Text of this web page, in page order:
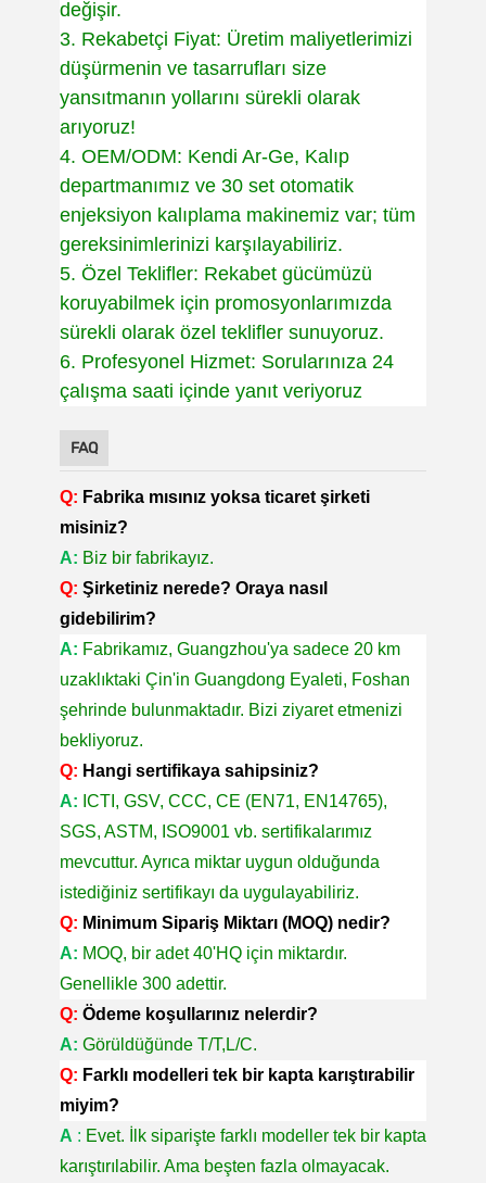
değişir.
3. Rekabetçi Fiyat: Üretim maliyetlerimizi
düşürmenin ve tasarrufları size
yansıtmanın yollarını sürekli olarak
arıyoruz!
4. OEM/ODM: Kendi Ar-Ge, Kalıp
departmanımız ve 30 set otomatik
enjeksiyon kalıplama makinemiz var; tüm
gereksinimlerinizi karşılayabiliriz.
5. Özel Teklifler: Rekabet gücümüzü
koruyabilmek için promosyonlarımızda
sürekli olarak özel teklifler sunuyoruz.
6. Profesyonel Hizmet: Sorularınıza 24
çalışma saati içinde yanıt veriyoruz
FAQ
Q: Fabrika mısınız yoksa ticaret şirketi
misiniz?
A: Biz bir fabrikayız.
Q: Şirketiniz nerede? Oraya nasıl
gidebilirim?
A: Fabrikamız, Guangzhou'ya sadece 20 km
uzaklıktaki Çin'in Guangdong Eyaleti, Foshan
şehrinde bulunmaktadır. Bizi ziyaret etmenizi
bekliyoruz.
Q: Hangi sertifikaya sahipsiniz?
A: ICTI, GSV, CCC, CE (EN71, EN14765),
SGS, ASTM, ISO9001 vb. sertifikalarımız
mevcuttur. Ayrıca miktar uygun olduğunda
istediğiniz sertifikayı da uygulayabiliriz.
Q: Minimum Sipariş Miktarı (MOQ) nedir?
A: MOQ, bir adet 40'HQ için miktardır.
Genellikle 300 adettir.
Q: Ödeme koşullarınız nelerdir?
A: Görüldüğünde T/T,L/C.
Q: Farklı modelleri tek bir kapta karıştırabilir
miyim?
A : Evet. İlk siparişte farklı modeller tek bir kapta
karıştırılabilir. Ama beşten fazla olmayacak.